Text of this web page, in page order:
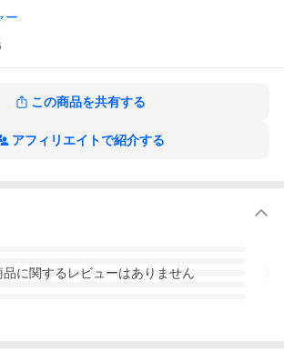
ー
この商品を共有する
アフィリエイトで紹介する
品に関するレビューはありません